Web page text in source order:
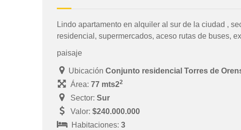
Lindo apartamento en alquiler al sur de la ciudad ,
residencial, supermercados, aceso rutas de buses,
paisaje
Ubicación Conjunto residencial Torres de
Área: 77 mts22
Sector: Sur
Valor: $240.000.000
Habitaciones: 3